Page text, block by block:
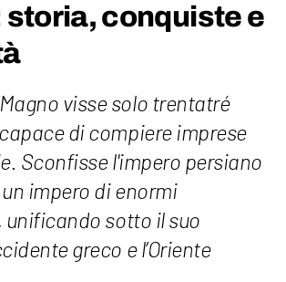
storia, conquiste e
visse solo trentatré
di compiere imprese
Sconfisse l'impero persiano
impero di enormi
unificando sotto il suo
greco e l’Oriente